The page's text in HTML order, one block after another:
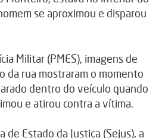
se aproximou e disparou
Militar (PMES), imagens de
da rua mostraram o momento
dentro do veículo quando
e atirou contra a vítima.
de Estado da Justiça (Sejus), a